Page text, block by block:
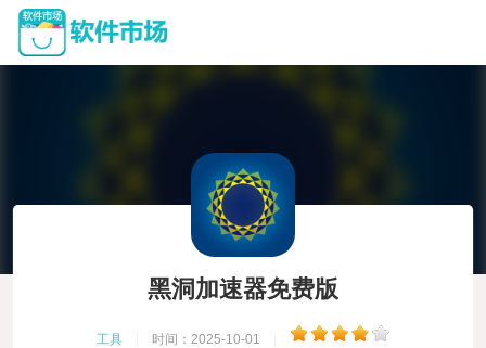
黑洞加速器免费版
工具 时间：2025-10-01